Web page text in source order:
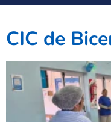
CIC de